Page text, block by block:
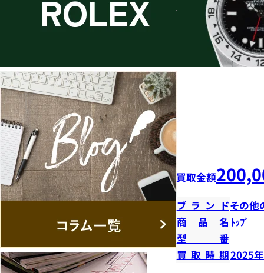
買取金額
ブランドその他
商品名 ﾄｯﾌﾟ
型番
買取時期2025